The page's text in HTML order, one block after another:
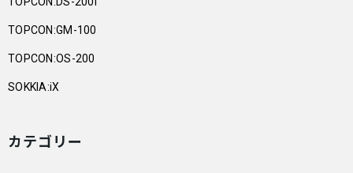
TOPCON:GM-100
TOPCON:OS-200
SOKKIA:iX
カテゴリー